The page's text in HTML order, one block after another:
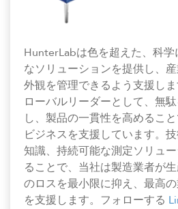
HunterLabは色を超えた、科
なソリューションを提供し、
外観を管理できるよう支援し
ローバルリーダーとして、無
し、製品の一貫性を高めるこ
ビジネスを支援しています。
知識、持続可能な測定ソリュ
ることで、当社は製造業者が
のロスを最小限に抑え、最高
を支援します。フォローする